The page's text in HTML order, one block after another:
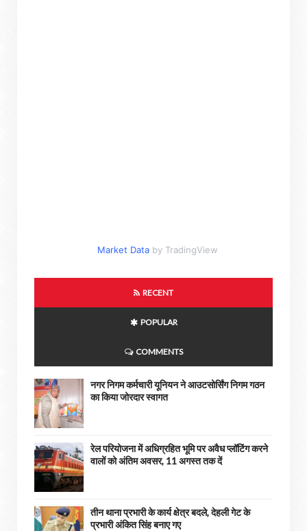
Market Data by TradingView
RECENT
POPULAR
COMMENTS
नगर निगम कर्मचारी यूनियन ने आउटसोर्सिंग निगम गठन
का किया जोरदार स्वागत
रेल परियोजना में अधिग्रहित भूमि पर अवैध प्लॉटिंग करने
वालों को अंतिम अवसर, 11 अगस्त तक दें
तीन थाना प्रभारी के कार्य क्षेत्र बदले, देहली गेट के
प्रभारी अंकित सिंह बनाए गए